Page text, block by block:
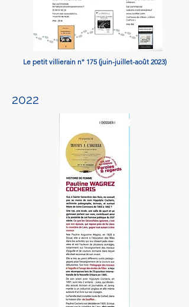
Le petit villierain n° 175 (juin-juillet-août 2023)
2022